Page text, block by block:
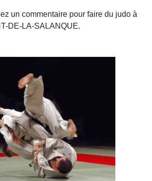
un commentaire pour faire du judo à
DE-LA-SALANQUE.